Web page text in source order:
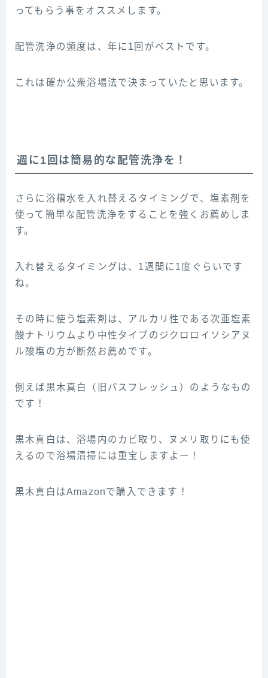
ってもらう事をオススメします。
配管洗浄の頻度は、年に1回がベストです。
これは確か公衆浴場法で決まっていたと思います。
週に1回は簡易的な配管洗浄を！
さらに浴槽水を入れ替えるタイミングで、塩素剤を
使って簡単な配管洗浄をすることを強くお薦めしま
す。
入れ替えるタイミングは、1週間に1度ぐらいです
ね。
その時に使う塩素剤は、アルカリ性である次亜塩素
酸ナトリウムより中性タイプのジクロロイソシアヌ
ル酸塩の方が断然お薦めです。
例えば黒木真白（旧バスフレッシュ）のようなもの
です！
黒木真白は、浴場内のカビ取り、ヌメリ取りにも使
えるので浴場清掃には重宝しますよー！
黒木真白はAmazonで購入できます！